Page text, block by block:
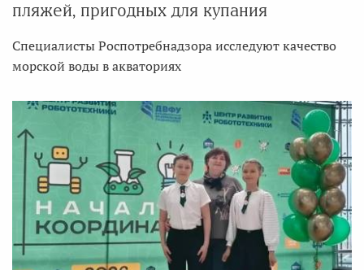
пляжей, пригодных для купания
Специалисты Роспотребнадзора исследуют качество
морской воды в акваториях